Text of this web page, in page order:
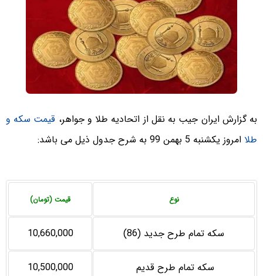
به گزارش ایران جیب به نقل از اتحادیه طلا و جواهر، قیمت سکه و
طلا امروز یکشنبه 5 بهمن 99 به شرح جدول ذیل می باشد:
نوع قیمت (تومان)
سکه تمام طرح جدید (86) 10,660,000
سکه تمام طرح قدیم 10,500,000